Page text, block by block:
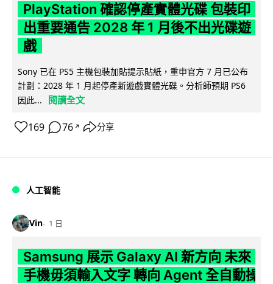
PlayStation 確認停產實體光碟 包裝印
出重要通告 2028 年 1 月後不出光碟遊
戲
Sony 已在 PS5 主機包裝加貼提示貼紙，重申官方 7 月已公布
計劃：2028 年 1 月起停產新遊戲實體光碟。分析師預期 PS6
因此...
閱讀全文
169 76 ↗ 分享
人工智能
Vin 1 日
Samsung 展示 Galaxy AI 新方向 未來
手機毋須輸入文字 轉向 Agent 全自動操